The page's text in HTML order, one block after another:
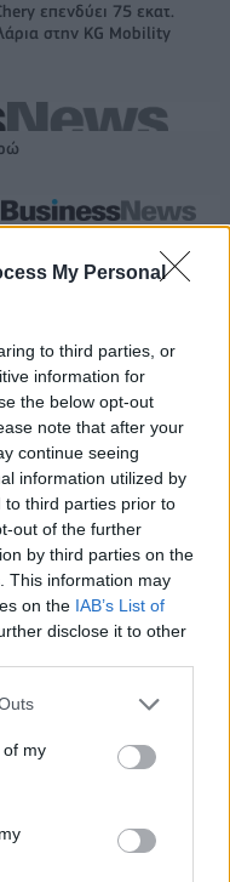
My Personal
to third parties, or
information for
the below opt-out
note that after your
continue seeing
information utilized by
to third parties prior to
out of the further
by third parties on the
This information may
on the IAB’s List of
disclose it to other
of my
επενδύει 75 εκατ.
στην KG Mobility
να 'ναι ο κορυφαίος
(vid)
διασύνδεση Ελλάδας
Holdings: Άνοδος 45%
καθαρά κέρδη του α΄
στα 138 εκατ. ευρώ
Bank: Για πρώτη φορά το